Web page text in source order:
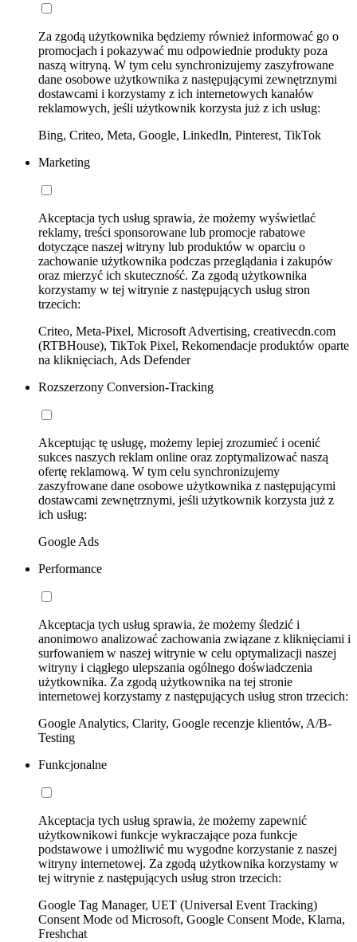
Za zgodą użytkownika będziemy również informować go o
promocjach i pokazywać mu odpowiednie produkty poza
naszą witryną. W tym celu synchronizujemy zaszyfrowane
dane osobowe użytkownika z następującymi zewnętrznymi
dostawcami i korzystamy z ich internetowych kanałów
reklamowych, jeśli użytkownik korzysta już z ich usług:
Bing, Criteo, Meta, Google, LinkedIn, Pinterest, TikTok
Marketing
Akceptacja tych usług sprawia, że możemy wyświetlać
reklamy, treści sponsorowane lub promocje rabatowe
dotyczące naszej witryny lub produktów w oparciu o
zachowanie użytkownika podczas przeglądania i zakupów
oraz mierzyć ich skuteczność. Za zgodą użytkownika
korzystamy w tej witrynie z następujących usług stron
trzecich:
Criteo, Meta-Pixel, Microsoft Advertising, creativecdn.com
(RTBHouse), TikTok Pixel, Rekomendacje produktów oparte
na kliknięciach, Ads Defender
Rozszerzony Conversion-Tracking
Akceptując tę usługę, możemy lepiej zrozumieć i ocenić
sukces naszych reklam online oraz zoptymalizować naszą
ofertę reklamową. W tym celu synchronizujemy
zaszyfrowane dane osobowe użytkownika z następującymi
dostawcami zewnętrznymi, jeśli użytkownik korzysta już z
ich usług:
Google Ads
Performance
Akceptacja tych usług sprawia, że możemy śledzić i
anonimowo analizować zachowania związane z kliknięciami i
surfowaniem w naszej witrynie w celu optymalizacji naszej
witryny i ciągłego ulepszania ogólnego doświadczenia
użytkownika. Za zgodą użytkownika na tej stronie
internetowej korzystamy z następujących usług stron trzecich:
Google Analytics, Clarity, Google recenzje klientów, A/B-
Testing
Funkcjonalne
Akceptacja tych usług sprawia, że możemy zapewnić
użytkownikowi funkcje wykraczające poza funkcje
podstawowe i umożliwić mu wygodne korzystanie z naszej
witryny internetowej. Za zgodą użytkownika korzystamy w
tej witrynie z następujących usług stron trzecich:
Google Tag Manager, UET (Universal Event Tracking)
Consent Mode od Microsoft, Google Consent Mode, Klarna,
Freshchat